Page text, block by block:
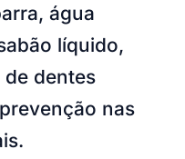
água
líquido,
de dentes
nas